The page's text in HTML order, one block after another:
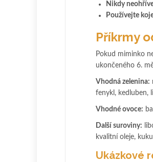
Nikdy
Používejte
Příkrmy
Pokud miminko
ukončeného 6.
Vhodná zelenina:
fenykl, kedluben,
Vhodné ovoce:
Další suroviny:
kvalitní oleje,
Ukázkové